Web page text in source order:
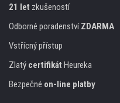
21 let zkušeností
Odborné poradenstvíZDARMA
Vstřícný přístup
Zlatý certifikát Heureka
Bezpečné on-line platby